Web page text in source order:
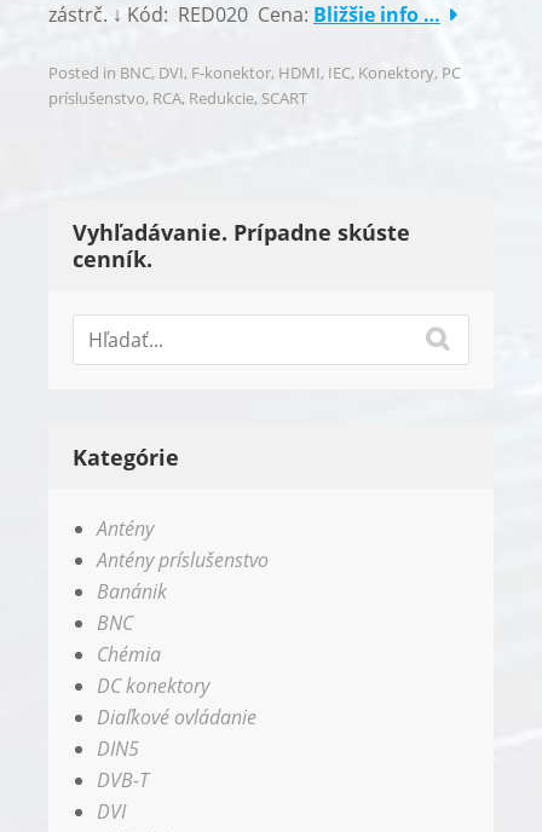
zástrč. ↓ Kód: RED020 Cena: Bližšie info …
Posted in BNC, DVI, F-konektor, HDMI, IEC, Konektory, PC
príslušenstvo, RCA, Redukcie, SCART
Vyhľadávanie. Prípadne skúste
cenník.
Kategórie
Antény
Antény príslušenstvo
Banánik
BNC
Chémia
DC konektory
Diaľkové ovládanie
DIN5
DVB-T
DVI